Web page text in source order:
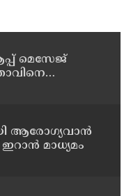
മെസേജ്
ഒളിവില്‍
ആരോഗ്യവാന്‍
മാധ്യമം